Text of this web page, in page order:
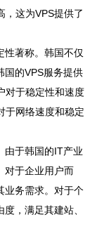
，这为VPS提供了
性著称。韩国不仅
国的VPS服务提供
对于稳定性和速度
于网络速度和稳定
由于韩国的IT产业
对于企业用户而
业务需求。对于个
，满足其建站、